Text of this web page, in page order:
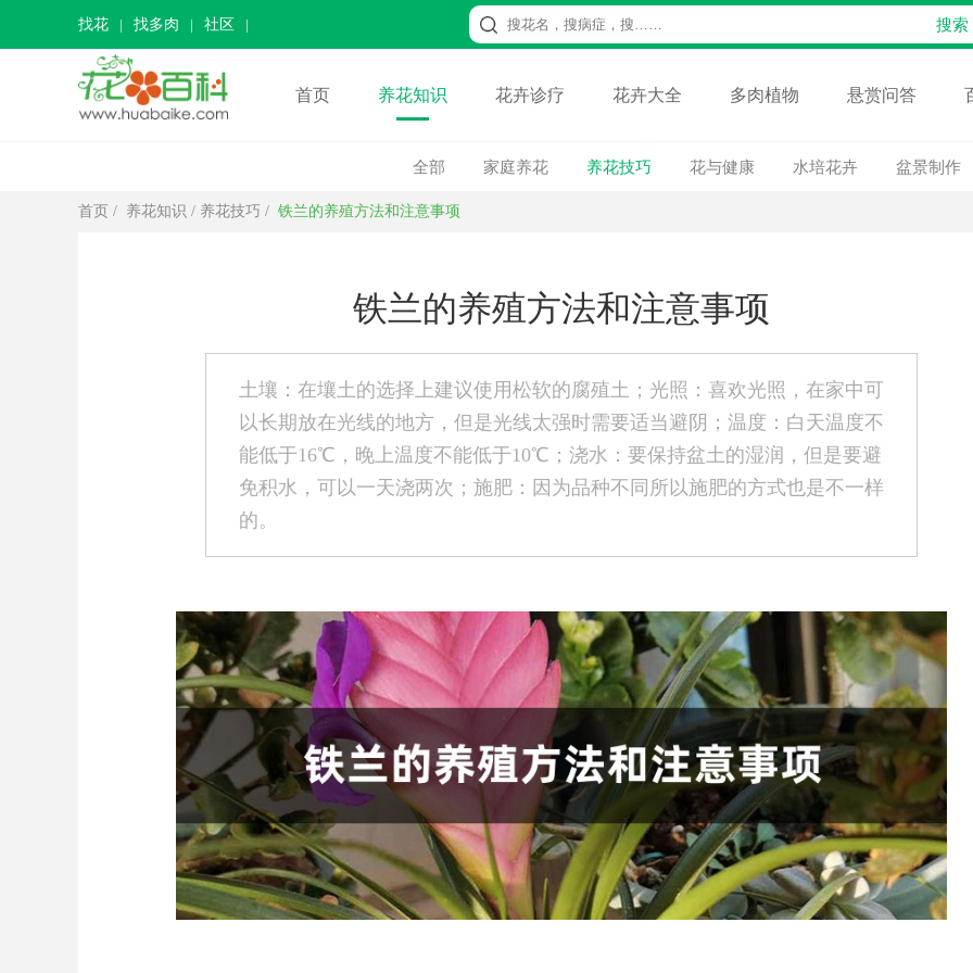
找花 找多肉 社区
首页 养花知识 花卉诊疗 花卉大全 多肉植物 悬赏问答
全部 家庭养花 养花技巧 花与健康 水培花卉 盆景制作
首页 / 养花知识 / 养花技巧 / 铁兰的养殖方法和注意事项
铁兰的养殖方法和注意事项
土壤：在壤土的选择上建议使用松软的腐殖土；光照：喜欢光照，在家中可
以长期放在光线的地方，但是光线太强时需要适当避阴；温度：白天温度不
能低于16℃，晚上温度不能低于10℃；浇水：要保持盆土的湿润，但是要避
免积水，可以一天浇两次；施肥：因为品种不同所以施肥的方式也是不一样
的。